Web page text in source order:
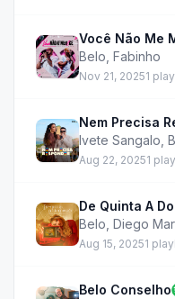
Você Não Me
Belo Fabinho
Nov 21, 20251
Nem Precisa
Ivete Sangalo
Aug 22, 20251
De Quinta A
Belo Diego
Aug 15, 20251
Belo Conselho